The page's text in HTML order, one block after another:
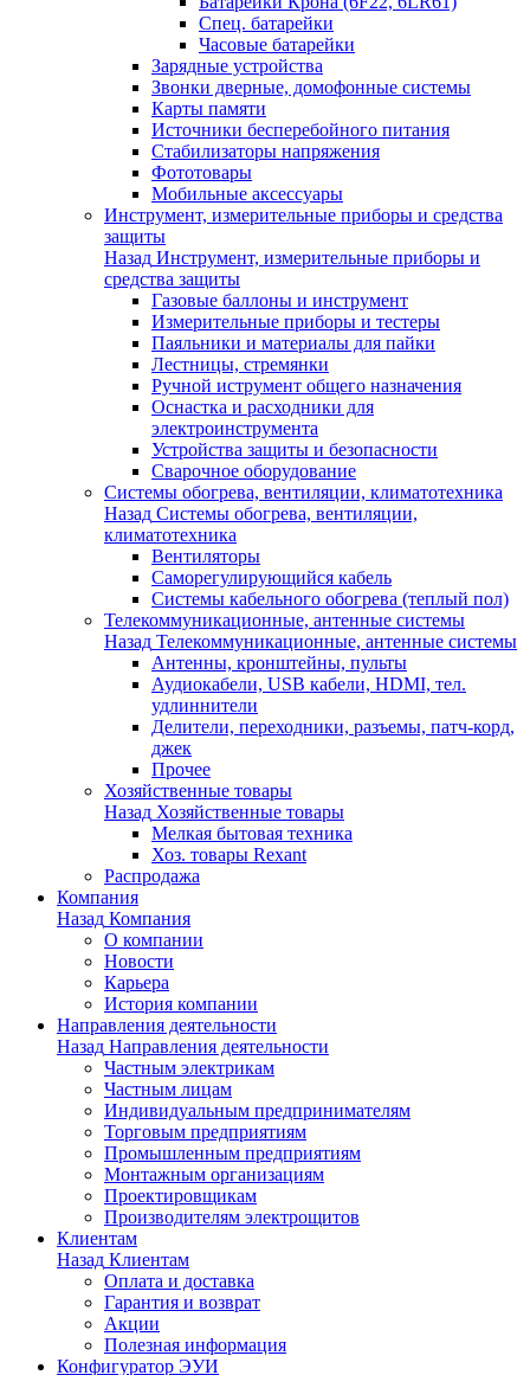
Спец. батарейки
Часовые батарейки
Зарядные устройства
Звонки дверные, домофонные системы
Карты памяти
Источники бесперебойного питания
Стабилизаторы напряжения
Фототовары
Мобильные аксессуары
Инструмент, измерительные приборы и средства
защиты
Назад Инструмент, измерительные приборы и
средства защиты
Газовые баллоны и инструмент
Измерительные приборы и тестеры
Паяльники и материалы для пайки
Лестницы, стремянки
Ручной иструмент общего назначения
Оснастка и расходники для
электроинструмента
Устройства защиты и безопасности
Сварочное оборудование
Системы обогрева, вентиляции, климатотехника
Назад Системы обогрева, вентиляции,
климатотехника
Вентиляторы
Саморегулирующийся кабель
Системы кабельного обогрева (теплый пол)
Телекоммуникационные, антенные системы
Назад Телекоммуникационные, антенные системы
Антенны, кронштейны, пульты
Аудиокабели, USB кабели, HDMI, тел.
удлиннители
Делители, переходники, разъемы, патч-корд,
джек
Прочее
Хозяйственные товары
Назад Хозяйственные товары
Мелкая бытовая техника
Хоз. товары Rexant
Распродажа
Компания
Назад Компания
О компании
Новости
Карьера
История компании
Направления деятельности
Назад Направления деятельности
Частным электрикам
Частным лицам
Индивидуальным предпринимателям
Торговым предприятиям
Промышленным предприятиям
Монтажным организациям
Проектировщикам
Производителям электрощитов
Клиентам
Назад Клиентам
Оплата и доставка
Гарантия и возврат
Акции
Полезная информация
Конфигуратор ЭУИ